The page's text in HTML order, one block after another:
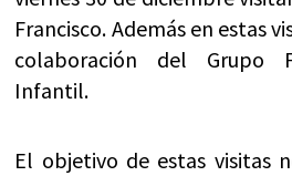
Francisco. Además en estas
colaboración del Grupo
Infantil.
El objetivo de estas visitas